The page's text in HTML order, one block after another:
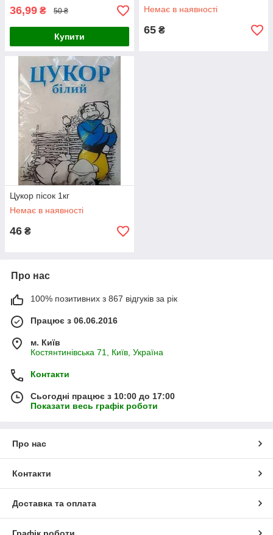
36,99 ₴ 50 ₴
Купити
Немає в наявності
65 ₴
Цукор пісок 1кг
Немає в наявності
46 ₴
Про нас
100% позитивних з 867 відгуків за рік
Працює з 06.06.2016
м. Київ
Костянтинівська 71, Київ, Україна
Контакти
Сьогодні працює з 10:00 до 17:00
Показати весь графік роботи
Про нас
Контакти
Доставка та оплата